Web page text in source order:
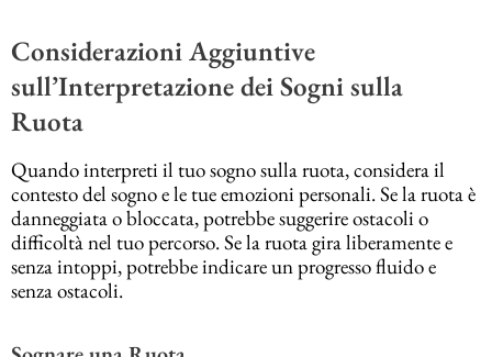
Considerazioni Aggiuntive
sull’Interpretazione dei Sogni sulla
Ruota
Quando interpreti il tuo sogno sulla ruota, considera il
contesto del sogno e le tue emozioni personali. Se la ruota è
danneggiata o bloccata, potrebbe suggerire ostacoli o
difficoltà nel tuo percorso. Se la ruota gira liberamente e
senza intoppi, potrebbe indicare un progresso fluido e
senza ostacoli.